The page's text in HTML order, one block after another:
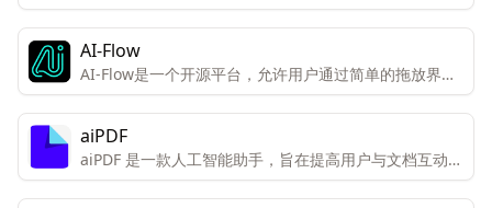
AI-Flow
AI-Flow是一个开源平台，允许用户通过简单的拖放界面
创建自定义的AI工具。该平台专为创新者和创造者设计，
便于他们连接和组合不同的AI模型以获得独特的结果。
aiPDF
aiPDF 是一款人工智能助手，旨在提高用户与文档互动的
效率和体验。